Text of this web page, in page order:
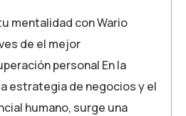
mentalidad con Wario
de el mejor
personal En la
estrategia de negocios y el
humano, surge una